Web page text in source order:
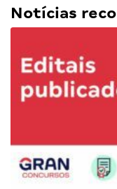
Notícias